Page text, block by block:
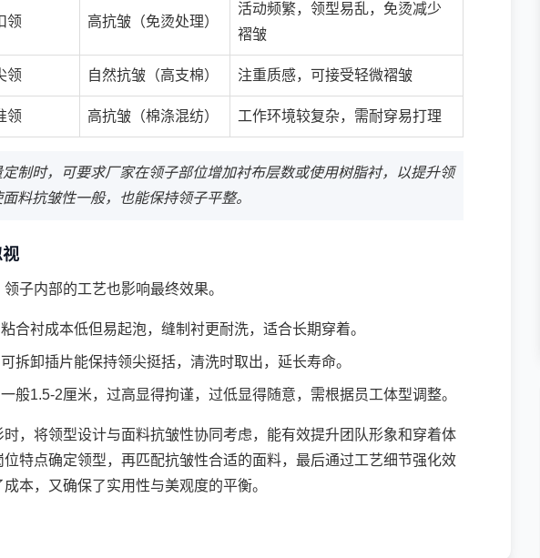
领 高抗皱（免烫处理）
活动频繁，领型易乱，免烫减少
褶皱
领 自然抗皱（高支棉） 注重质感，可接受轻微褶皱
领 高抗皱（棉涤混纺） 工作环境较复杂，需耐穿易打理
制时，可要求厂家在领子部位增加衬布层数或使用树脂衬，以提升领
料抗皱性一般，也能保持领子平整。
子内部的工艺也影响最终效果。
粘合衬成本低但易起泡，缝制衬更耐洗，适合长期穿着。
可拆卸插片能保持领尖挺括，清洗时取出，延长寿命。
一般1.5-2厘米，过高显得拘谨，过低显得随意，需根据员工体型调整。
，将领型设计与面料抗皱性协同考虑，能有效提升团队形象和穿着体
特点确定领型，再匹配抗皱性合适的面料，最后通过工艺细节强化效
本，又确保了实用性与美观度的平衡。